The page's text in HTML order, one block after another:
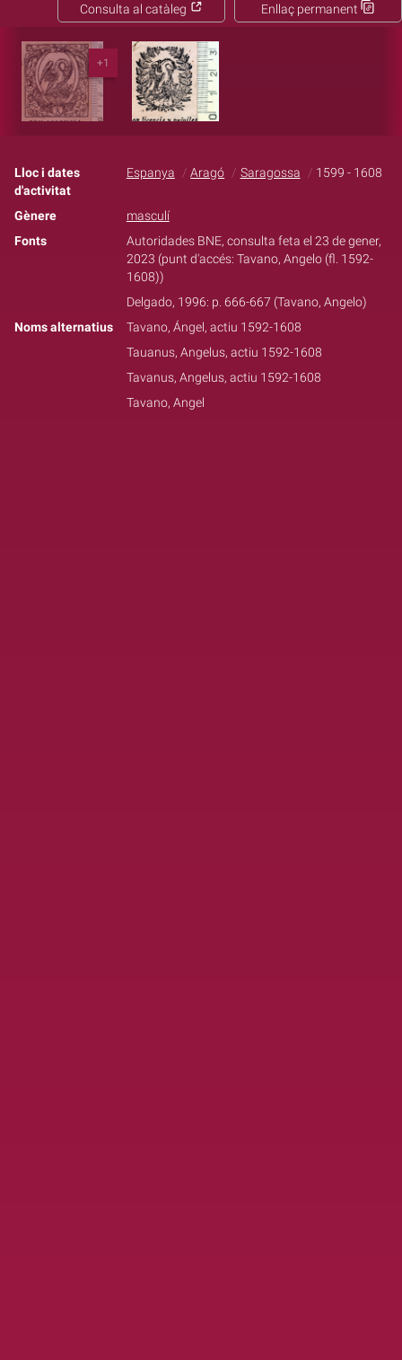
Enllaç permanent
Consulta al catàleg
+1
Lloc i dates
d'activitat
Espanya Aragó Saragossa 1599 - 1608
Gènere
masculí
Fonts
Autoridades BNE, consulta feta el 23 de gener,
2023 (punt d'accés: Tavano, Angelo (fl. 1592-
1608))
Delgado, 1996: p. 666-667 (Tavano, Angelo)
Noms alternatius
Tavano, Ángel, actiu 1592-1608
Tauanus, Angelus, actiu 1592-1608
Tavanus, Angelus, actiu 1592-1608
Tavano, Angel